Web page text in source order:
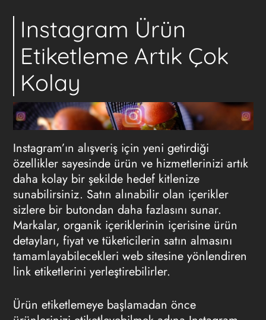
Instagram Ürün
Etiketleme Artık Çok
Kolay
Instagram’ın alışveriş için yeni getirdiği
özellikler sayesinde ürün ve hizmetlerinizi artık
daha kolay bir şekilde hedef kitlenize
sunabilirsiniz. Satın alınabilir olan içerikler
sizlere bir butondan daha fazlasını sunar.
Markalar, organik içeriklerinin içerisine ürün
detayları, fiyat ve tüketicilerin satın almasını
tamamlayabilecekleri web sitesine yönlendiren
link etiketlerini yerleştirebilirler.
Ürün etiketlemeye başlamadan önce